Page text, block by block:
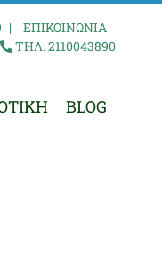
|
ΕΠΙΚΟΙΝΩΝΙΑ
ΤΗΛ. 2110043890
BLOG